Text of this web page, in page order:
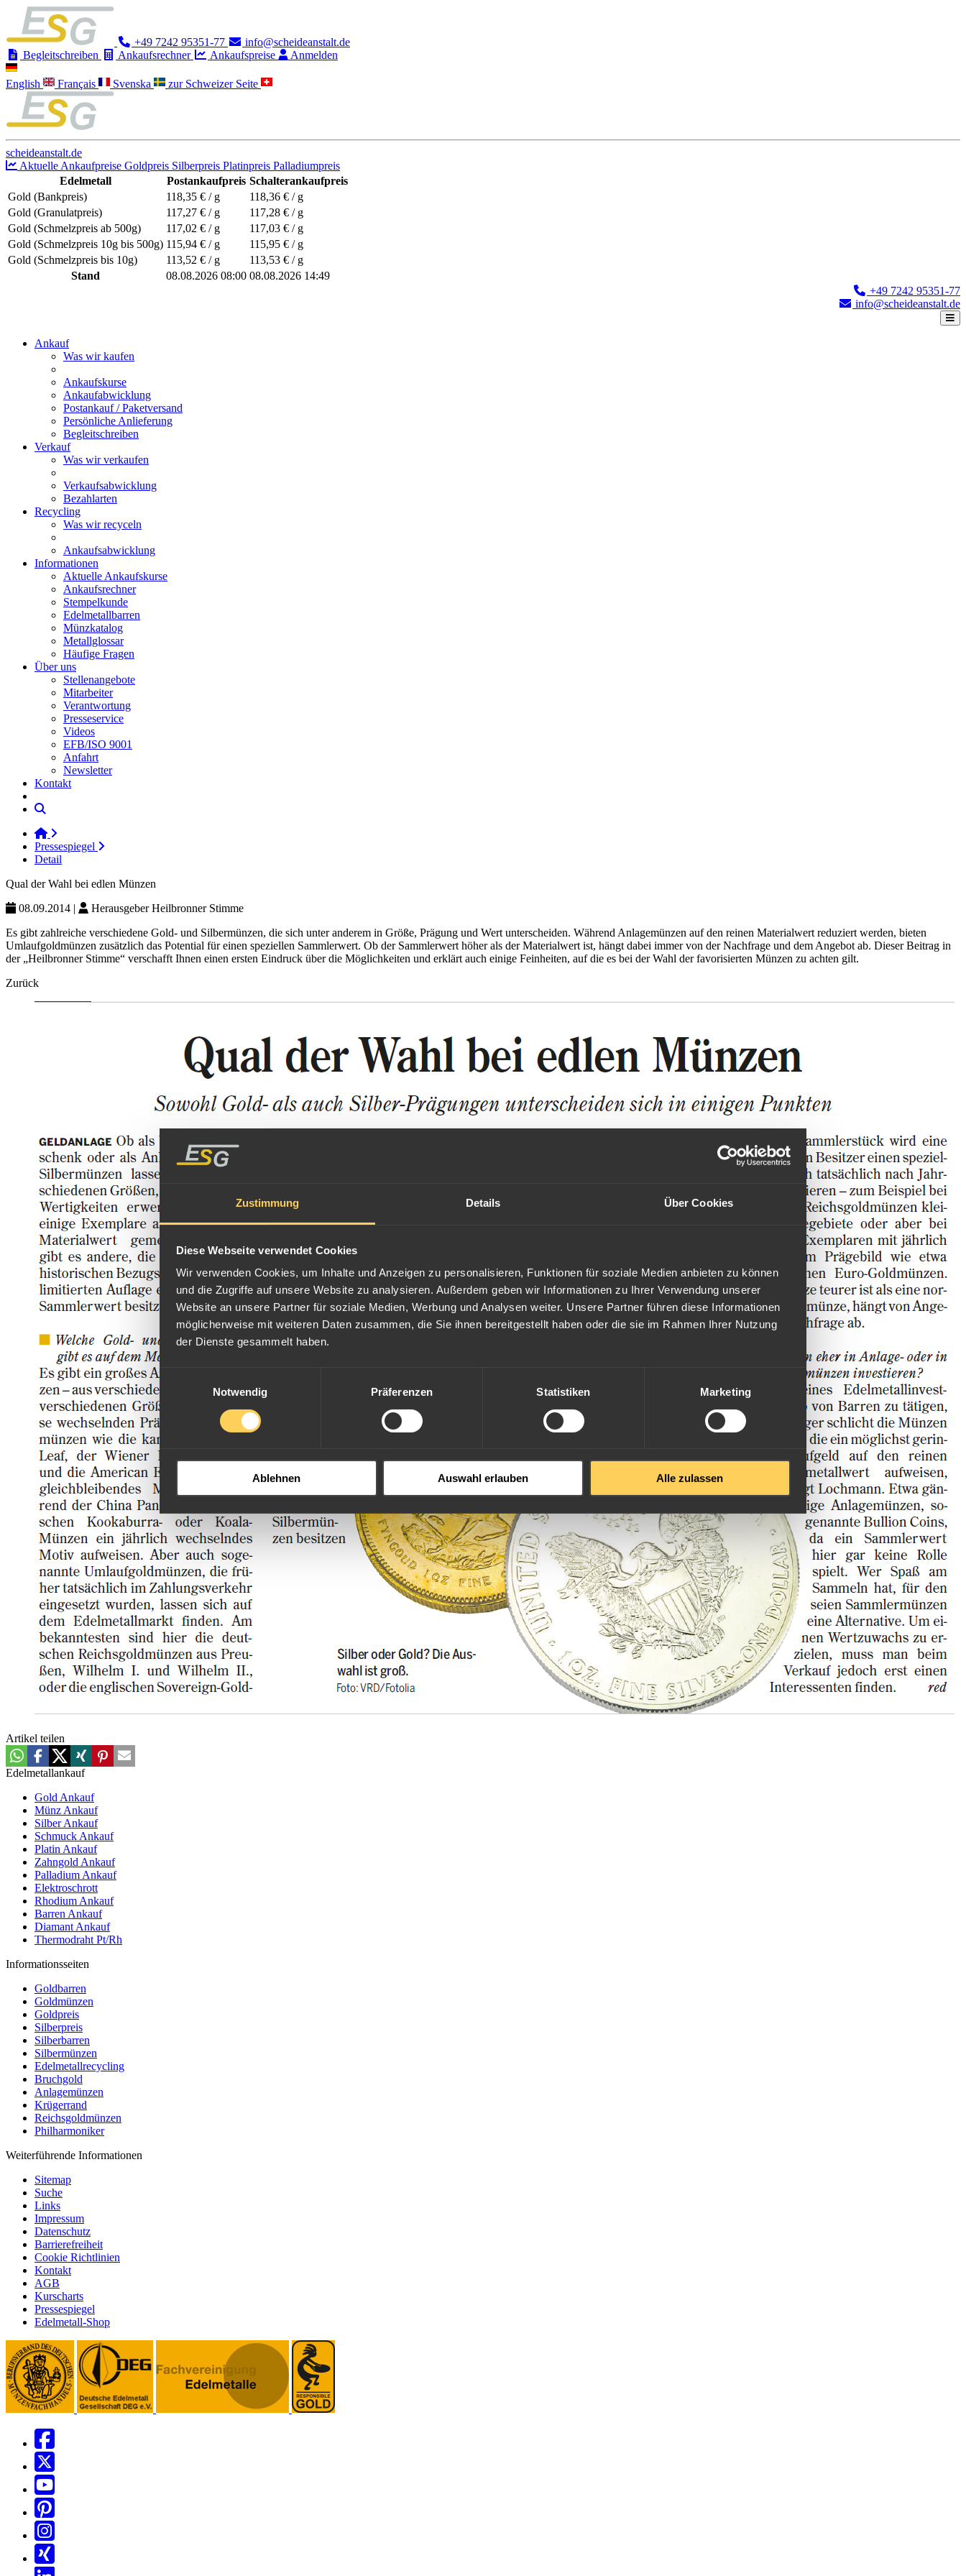
Zustimmung Details Über Cookies
Diese Webseite verwendet Cookies
Wir verwenden Cookies, um Inhalte und Anzeigen zu personalisieren, Funktionen für soziale Medien anbieten zu können
und die Zugriffe auf unsere Website zu analysieren. Außerdem geben wir Informationen zu Ihrer Verwendung unserer
Website an unsere Partner für soziale Medien, Werbung und Analysen weiter. Unsere Partner führen diese Informationen
möglicherweise mit weiteren Daten zusammen, die Sie ihnen bereitgestellt haben oder die sie im Rahmen Ihrer Nutzung
der Dienste gesammelt haben.
Einwilligungsauswahl
Notwendig
Präferenzen Statistiken Marketing
Ablehnen Auswahl erlauben Alle zulassen
+49 7242 95351-77
info@scheideanstalt.de
Begleitschreiben
Ankaufsrechner Ankaufspreise Anmelden
English Français Svenska zur Schweizer Seite
scheideanstalt.de
Aktuelle Ankaufpreise Goldpreis Silberpreis Platinpreis Palladiumpreis
Edelmetall
Postankaufpreis Schalterankaufpreis
Gold (Bankpreis)
118,35 € / g 118,36 € / g
Gold (Granulatpreis)
117,27 € / g 117,28 € / g
Gold (Schmelzpreis ab 500g)
117,02 € / g 117,03 € / g
Gold (Schmelzpreis 10g bis 500g) 115,94 € / g 115,95 € / g
Gold (Schmelzpreis bis 10g)
113,52 € / g 113,53 € / g
Stand
08.08.2026 08:00 08.08.2026 14:49
+49 7242 95351-77
info@scheideanstalt.de
Ankauf
Was wir kaufen
Ankaufskurse
Ankaufabwicklung
Postankauf / Paketversand
Persönliche Anlieferung
Begleitschreiben
Verkauf
Was wir verkaufen
Verkaufsabwicklung
Bezahlarten
Recycling
Was wir recyceln
Ankaufsabwicklung
Informationen
Aktuelle Ankaufskurse
Ankaufsrechner
Stempelkunde
Edelmetallbarren
Münzkatalog
Metallglossar
Häufige Fragen
Über uns
Stellenangebote
Mitarbeiter
Verantwortung
Presseservice
Videos
EFB/ISO 9001
Anfahrt
Newsletter
Kontakt
Pressespiegel
Detail
Qual der Wahl bei edlen Münzen
08.09.2014 | HerausgeberHeilbronner Stimme
Es gibt zahlreiche verschiedene Gold- und Silbermünzen, die sich unter anderem in Größe, Prägung und Wert unterscheiden. Während Anlagemünzen auf den reinen Materialwert reduziert werden, bieten
Umlaufgoldmünzen zusätzlich das Potential für einen speziellen Sammlerwert. Ob der Sammlerwert höher als der Materialwert ist, hängt dabei immer von der Nachfrage und dem Angebot ab. Dieser Beitrag in
der „Heilbronner Stimme“ verschafft Ihnen einen ersten Eindruck über die Möglichkeiten und erklärt auch einige Feinheiten, auf die es bei der Wahl der favorisierten Münzen zu achten gilt.
Zurück
Artikel teilen
Edelmetallankauf
Gold Ankauf
Münz Ankauf
Silber Ankauf
Schmuck Ankauf
Platin Ankauf
Zahngold Ankauf
Palladium Ankauf
Elektroschrott
Rhodium Ankauf
Barren Ankauf
Diamant Ankauf
Thermodraht Pt/Rh
Informationsseiten
Goldbarren
Goldmünzen
Goldpreis
Silberpreis
Silberbarren
Silbermünzen
Edelmetallrecycling
Bruchgold
Anlagemünzen
Krügerrand
Reichsgoldmünzen
Philharmoniker
Weiterführende Informationen
Sitemap
Suche
Links
Impressum
Datenschutz
Barrierefreiheit
Cookie Richtlinien
Kontakt
AGB
Kurscharts
Pressespiegel
Edelmetall-Shop